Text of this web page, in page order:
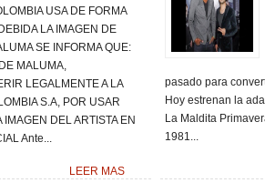
USA DE FORMA
LA IMAGEN DE
SE INFORMA QUE:
MALUMA,
LEGALMENTE A LA
S.A, POR USAR
DEL ARTISTA EN
Ante...
LEER MAS
pasado para
Hoy estrenan la
La Maldita
1981...